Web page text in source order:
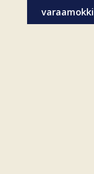
varaamokki